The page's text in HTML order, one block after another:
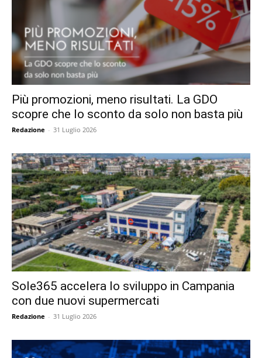
Più promozioni, meno risultati. La GDO
scopre che lo sconto da solo non basta più
Redazione - 31 Luglio 2026
Sole365 accelera lo sviluppo in Campania
con due nuovi supermercati
Redazione - 31 Luglio 2026